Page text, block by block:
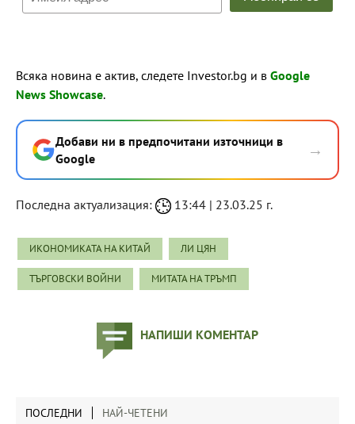
Всяка новина е актив, следете Investor.bg и в Google
News Showcase.
Добави ни в предпочитани източници в
Google
→
Последна актуализация: 13:44 | 23.03.25 г.
ИКОНОМИКАТА НА КИТАЙ ЛИ ЦЯН
ТЪРГОВСКИ ВОЙНИ МИТАТА НА ТРЪМП
НАПИШИ КОМЕНТАР
ПОСЛЕДНИ НАЙ-ЧЕТЕНИ